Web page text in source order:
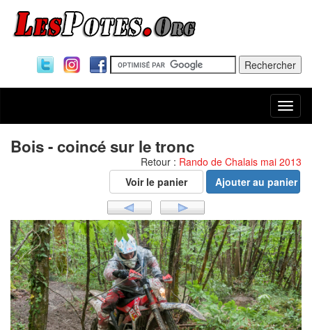
Bois - coincé sur le tronc
Retour : Rando de Chalais mai 2013